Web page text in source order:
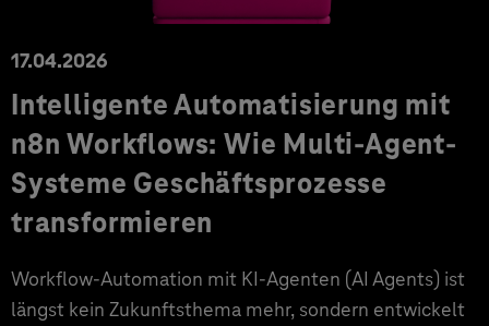
17.04.2026
Intelligente Automatisierung mit
n8n Workflows: Wie Multi-Agent-
Systeme Geschäftsprozesse
transformieren
Workflow-Automation mit KI-Agenten (AI Agents) ist
längst kein Zukunftsthema mehr, sondern entwickelt